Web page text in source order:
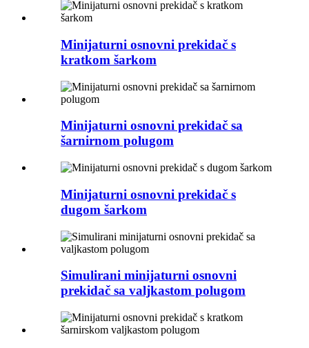
Minijaturni osnovni prekidač s
kratkom šarkom
Minijaturni osnovni prekidač sa
šarnirnom polugom
Minijaturni osnovni prekidač s
dugom šarkom
Simulirani minijaturni osnovni
prekidač sa valjkastom polugom